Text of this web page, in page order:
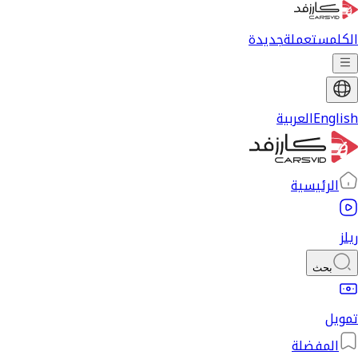
الكلمستعملةجديدة
Englishالعربية
الرئيسية
ريلز
بحث
تمويل
المفضلة